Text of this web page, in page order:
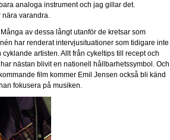
analoga instrument och jag gillar det.
nära varandra.
av dessa långt utanför de kretsar som
har renderat intervjusituationer som tidigare inte
artisten. Allt från cykeltips till recept och
nästan blivit en nationell hållbarhetssymbol. Och
film kommer Emil Jensen också bli känd
fokusera på musiken.